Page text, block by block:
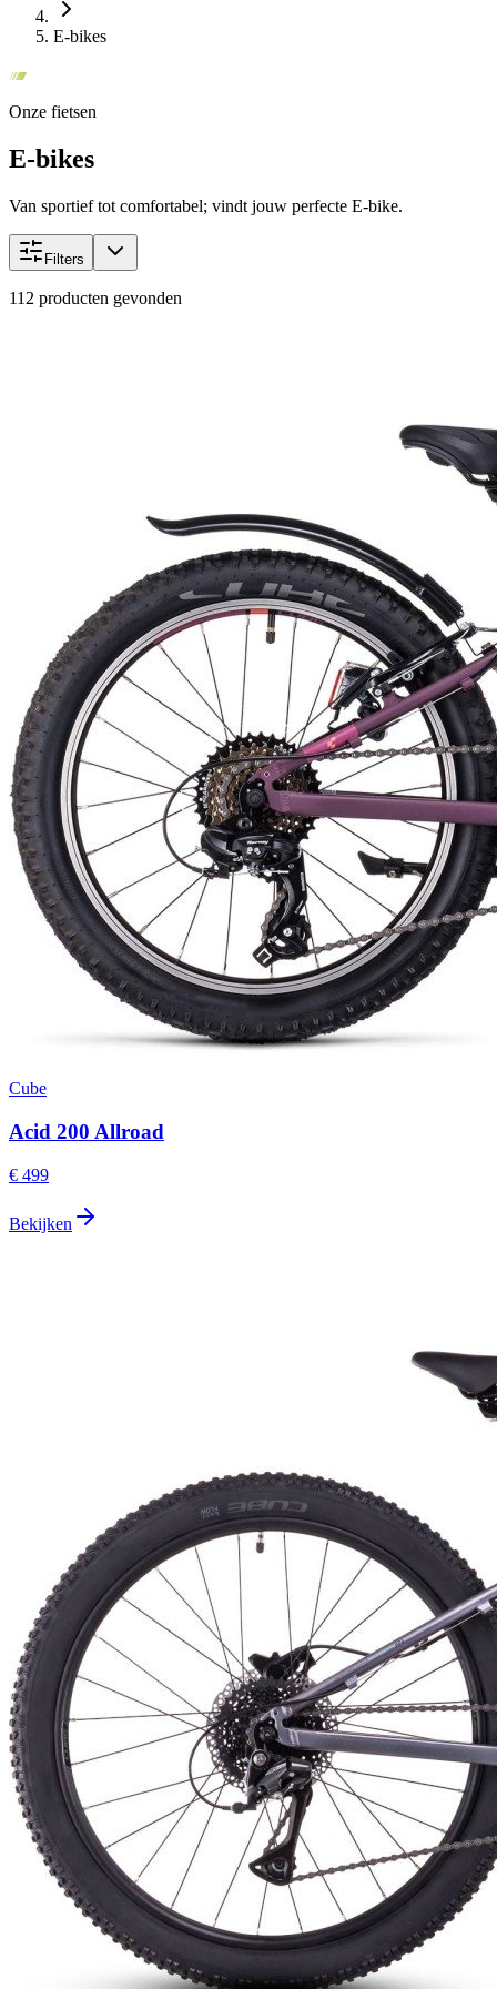
E-bikes
Onze fietsen
E-bikes
Van sportief tot comfortabel; vindt jouw perfecte E-bike.
Filters
112 producten gevonden
Cube
Acid 200 Allroad
€ 499
Bekijken